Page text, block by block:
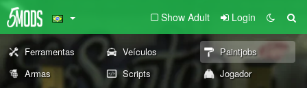
Show Adult Login
Ferramentas Veículos
Paintjobs
Armas
Scripts
Jogador